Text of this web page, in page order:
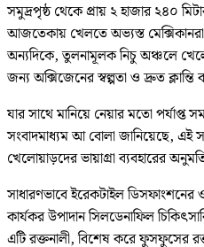
সমুদ্রপৃষ্ঠ থেকে প্রায় ২ হাজার ২৪০
আজতেকায় খেলতে অভ্যস্ত মেক্সিকানরা
অন্যদিকে, তুলনামূলক নিচু অঞ্চলে
জন্য অক্সিজেনের স্বল্পতা ও দ্রুত
যার সাথে মানিয়ে নেয়ার মতো পর্যাপ্ত
সংবাদমাধ্যম আ বোলা জানিয়েছে, এই
খেলোয়াড়দের ভায়াগ্রা ব্যবহারের
সাধারণভাবে ইরেকটাইল ডিসফাংশনের
কার্যকর উপাদান সিলডেনাফিল
এটি রক্তনালী, বিশেষ করে ফুসফুসের